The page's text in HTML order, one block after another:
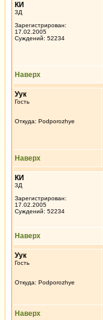
КИ
3Д
Зарегистрирован:
17.02.2005
Суждений: 52234
Наверх
Уук
Гость
Откуда: Podporozhye
Наверх
КИ
3Д
Зарегистрирован:
17.02.2005
Суждений: 52234
Наверх
Уук
Гость
Откуда: Podporozhye
Наверх